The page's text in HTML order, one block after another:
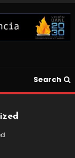
Search